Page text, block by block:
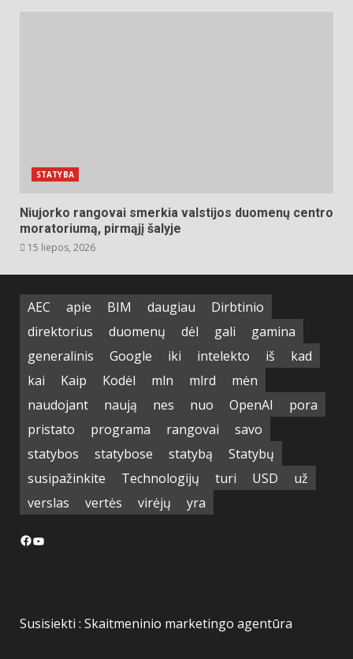
STATYBA
Niujorko rangovai smerkia valstijos duomenų centro
moratoriumą, pirmąjį šalyje
15 liepos, 2026
AEC apie BIM daugiau
Dirbtinio
direktorius
duomenų dėl gali
gamina
generalinis
Google iki intelekto iš
kad
kai
Kaip Kodėl mln mlrd
mėn
naudojant
naują nes nuo OpenAI
pora
pristato
programa rangovai
savo
statybos
statybose statybą
Statybų
susipažinkite
Technologijų turi USD
už
verslas
vertės virėjų yra
Facebook
YouTube
Susisiekti : Skaitmeninio marketingo agentūra